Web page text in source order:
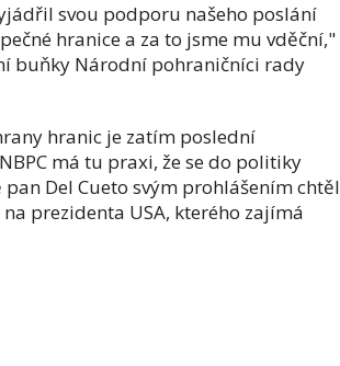
svou podporu našeho poslání
hranice a za to jsme mu vděční,"
buňky Národní pohraničníci rady
hranic je zatím poslední
má tu praxi, že se do politiky
Del Cueto svým prohlášením chtěl
prezidenta USA, kterého zajímá